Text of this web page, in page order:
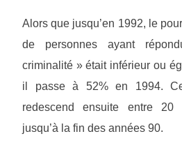
Alors que jusqu’en 1992, le
de personnes ayant
criminalité » était inférieur ou
il passe à 52% en 1994.
redescend ensuite entre 20
jusqu’à la fin des années 90.